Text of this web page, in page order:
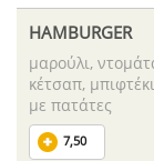
HAMBURGER
μαρούλι,
κέτσαπ,
με πατάτες
7,50